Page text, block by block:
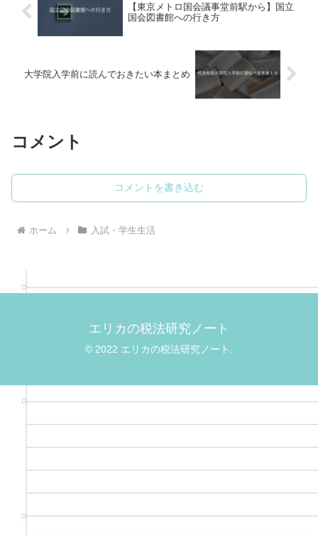
【東京メトロ国会議事堂前駅から】国立
国会図書館への行き方
大学院入学前に読んでおきたい本まとめ
コメント
コメントを書き込む
ホーム 入試・学生生活
エリカの税法研究ノート
© 2022 エリカの税法研究ノート.